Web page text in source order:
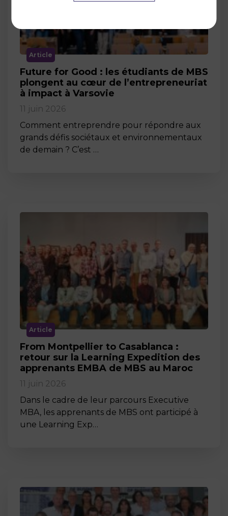
Article
Future for Good : les étudiants de MBS
plongent au cœur de l’entrepreneuriat
à impact à Varsovie
11 juin 2026
Comment entreprendre pour répondre aux
grands défis sociétaux et environnementaux
de demain ? C’est …
Article
From Montpellier to Casablanca :
retour sur la Learning Expedition des
apprenants EMBA de MBS au Maroc
11 juin 2026
Dans le cadre de leur parcours Executive
MBA, les apprenants de MBS ont participé à
une Learning Exp…